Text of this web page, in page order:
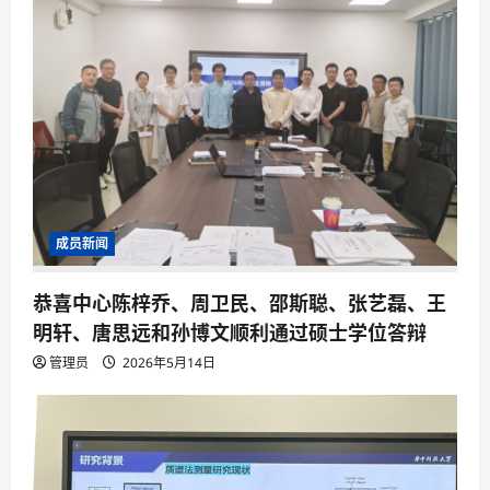
成员新闻
恭喜中心陈梓乔、周卫民、邵斯聪、张艺磊、王
明轩、唐思远和孙博文顺利通过硕士学位答辩
管理员 2026年5月14日